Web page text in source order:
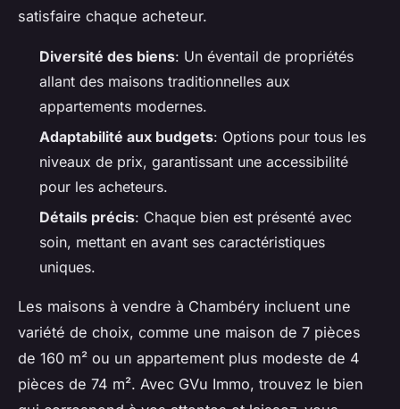
satisfaire chaque acheteur.
Diversité des biens: Un éventail de propriétés
allant des maisons traditionnelles aux
appartements modernes.
Adaptabilité aux budgets: Options pour tous les
niveaux de prix, garantissant une accessibilité
pour les acheteurs.
Détails précis: Chaque bien est présenté avec
soin, mettant en avant ses caractéristiques
uniques.
Les maisons à vendre à Chambéry incluent une
variété de choix, comme une maison de 7 pièces
de 160 m² ou un appartement plus modeste de 4
pièces de 74 m². Avec GVu Immo, trouvez le bien